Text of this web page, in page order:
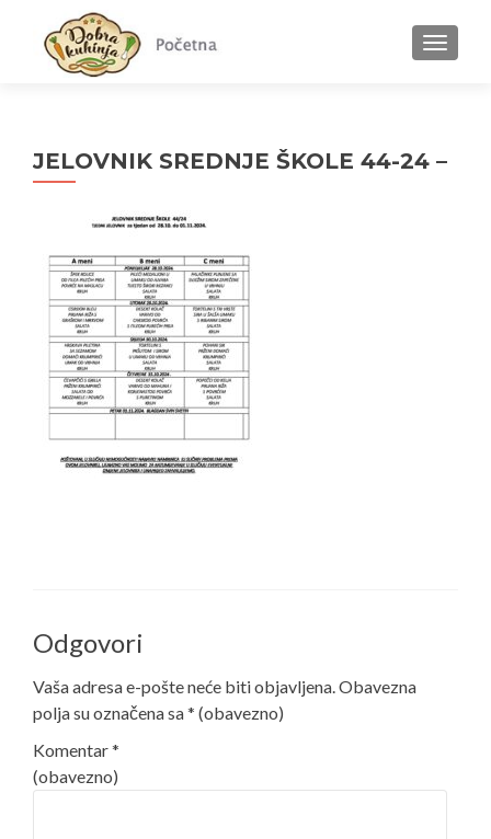
MENU
JELOVNIK SREDNJE ŠKOLE 44-24 –
Odgovori
Vaša adresa e-pošte neće biti objavljena.Obavezna
polja su označena sa* (obavezno)
Komentar*
(obavezno)